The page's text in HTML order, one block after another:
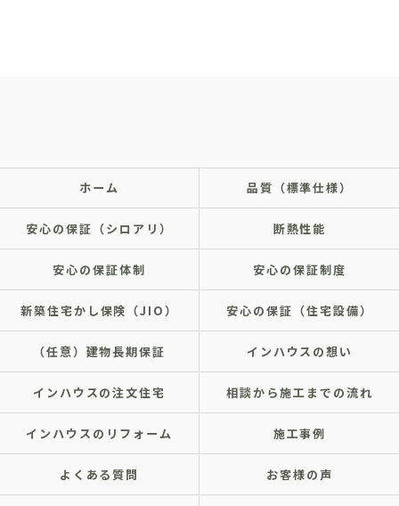
ホーム 品質（標準仕様）
安心の保証（シロアリ） 断熱性能
安心の保証体制 安心の保証制度
新築住宅かし保険（JIO） 安心の保証（住宅設備）
（任意）建物長期保証 インハウスの想い
インハウスの注文住宅 相談から施工までの流れ
インハウスのリフォーム 施工事例
よくある質問 お客様の声